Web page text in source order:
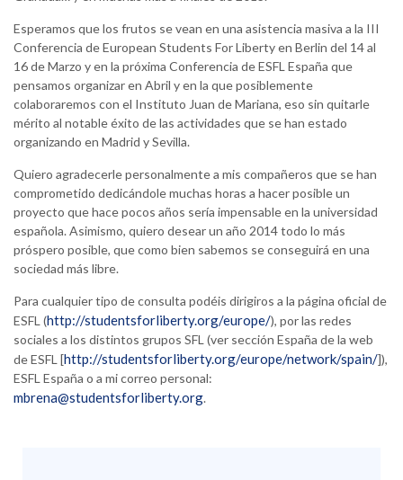
Esperamos que los frutos se vean en una asistencia masiva a la III
Conferencia de European Students For Liberty en Berlin del 14 al
16 de Marzo y en la próxima Conferencia de ESFL España que
pensamos organizar en Abril y en la que posiblemente
colaboraremos con el Instituto Juan de Mariana, eso sin quitarle
mérito al notable éxito de las actividades que se han estado
organizando en Madrid y Sevilla.
Quiero agradecerle personalmente a mis compañeros que se han
comprometido dedicándole muchas horas a hacer posible un
proyecto que hace pocos años sería impensable en la universidad
española. Asimismo, quiero desear un año 2014 todo lo más
próspero posible, que como bien sabemos se conseguirá en una
sociedad más libre.
Para cualquier tipo de consulta podéis dirigiros a la página oficial de
ESFL (http://studentsforliberty.org/europe/), por las redes
sociales a los distintos grupos SFL (ver sección España de la web
de ESFL [http://studentsforliberty.org/europe/network/spain/]),
ESFL España o a mi correo personal:
mbrena@studentsforliberty.org.